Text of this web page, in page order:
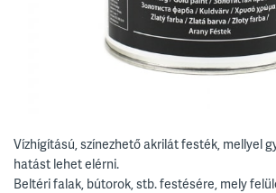
Vízhígítású, színezhető akrilát festék, mellyel
hatást lehet elérni.
Beltéri falak, bútorok, stb. festésére, mely